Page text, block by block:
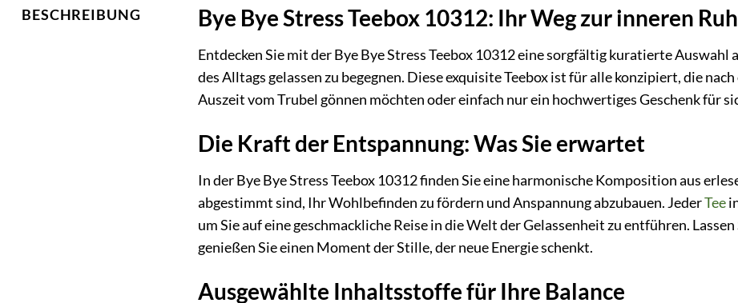
BESCHREIBUNG Bye Bye Stress Teebox 10312: Ihr Weg zur inneren
Entdecken Sie mit der Bye Bye Stress Teebox 10312 eine sorgfältig kuratierte Auswahl
des Alltags gelassen zu begegnen. Diese exquisite Teebox ist für alle konzipiert, die
Auszeit vom Trubel gönnen möchten oder einfach nur ein hochwertiges Geschenk für
Die Kraft der Entspannung: Was Sie erwartet
In der Bye Bye Stress Teebox 10312 finden Sie eine harmonische Komposition aus
abgestimmt sind, Ihr Wohlbefinden zu fördern und Anspannung abzubauen. JederTee
um Sie auf eine geschmackliche Reise in die Welt der Gelassenheit zu entführen.
genießen Sie einen Moment der Stille, der neue Energie schenkt.
Ausgewählte Inhaltsstoffe für Ihre Balance